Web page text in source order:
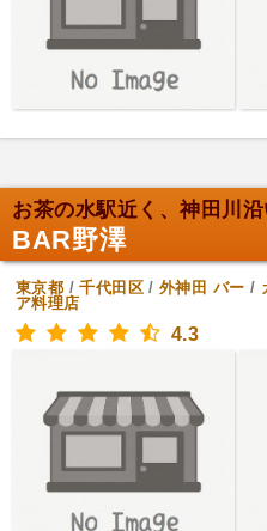
お茶の水駅近く、神田川沿
BAR野澤
東京都 /千代田区/外神田 バー /
ア料理店
4.3